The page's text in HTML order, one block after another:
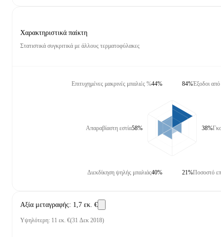
Χαρακτηριστικά παίκτη
Στατιστικά συγκριτικά με άλλους τερματοφύλακες
Επιτυχημένες μακρινές μπαλιές %44%
Απαραβίαστη εστία58%
Διεκδίκηση ψηλής μπαλιάς40%
Έξοδοι από
84%
38%
Ποσοστό
21%
Αξία μεταγραφής: 1,7 εκ. €
Υψηλότερη: 11 εκ. €(31 Δεκ 2018)